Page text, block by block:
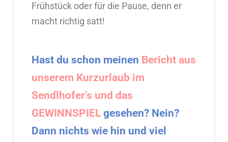
Frühstück oder für die Pause, denn er
macht richtig satt!
Hast du schon meinen Bericht aus
unserem Kurzurlaub im
Sendlhofer’s und das
GEWINNSPIELgesehen? Nein?
Dann nichts wie hin und viel